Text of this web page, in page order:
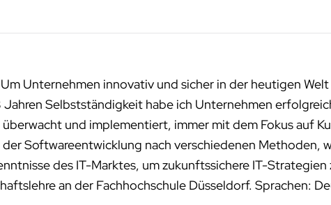
Unternehmen innovativ und sicher in der heutigen
Jahren Selbstständigkeit habe ich Unternehmen
und implementiert, immer mit dem Fokus auf
Softwareentwicklung nach verschiedenen Methoden,
des IT-Marktes, um zukunftssichere IT-Strategien
an der Fachhochschule Düsseldorf. Sprachen: